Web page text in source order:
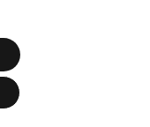
ko to barot, lai